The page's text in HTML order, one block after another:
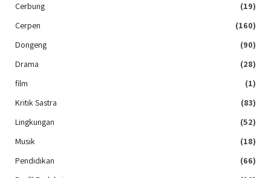
Cerbung
(19)
Cerpen
(160)
Dongeng
(90)
Drama
(28)
film
(1)
Kritik Sastra
(83)
Lingkungan
(52)
Musik
(18)
Pendidikan
(66)